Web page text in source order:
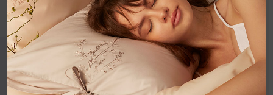
Khám Phá Trọn Bộ Sưu Tập